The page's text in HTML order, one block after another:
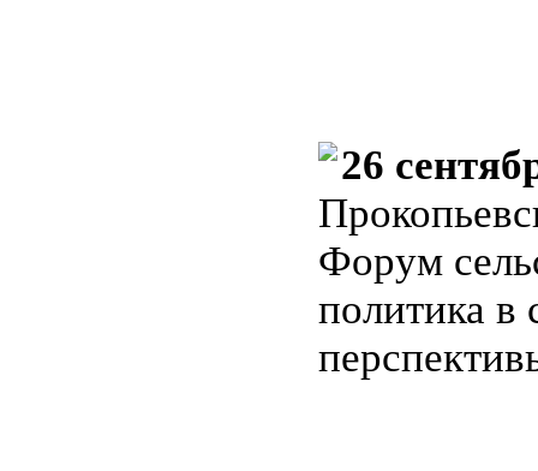
26
Форум
политика в